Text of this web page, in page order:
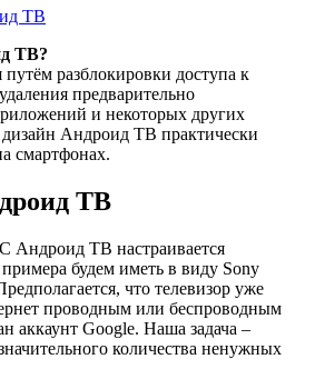
ТВ?
разблокировки доступа к
предварительно
и некоторых других
Андроид ТВ практически
смартфонах.
ТВ
Андроид ТВ настраивается
будем иметь в виду Sony
что телевизор уже
проводным или беспроводным
аккаунт Google. Наша задача –
количества ненужных